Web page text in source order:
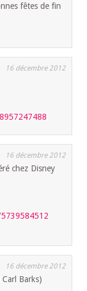
fêtes de fin
16 décembre 2012
16 décembre 2012
chez Disney
16 décembre 2012
Barks)